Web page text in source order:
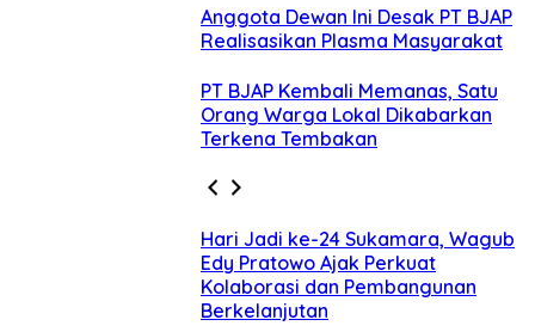
Anggota Dewan Ini Desak PT BJAP
Realisasikan Plasma Masyarakat
PT BJAP Kembali Memanas, Satu
Orang Warga Lokal Dikabarkan
Terkena Tembakan
Hari Jadi ke-24 Sukamara, Wagub
Edy Pratowo Ajak Perkuat
Kolaborasi dan Pembangunan
Berkelanjutan